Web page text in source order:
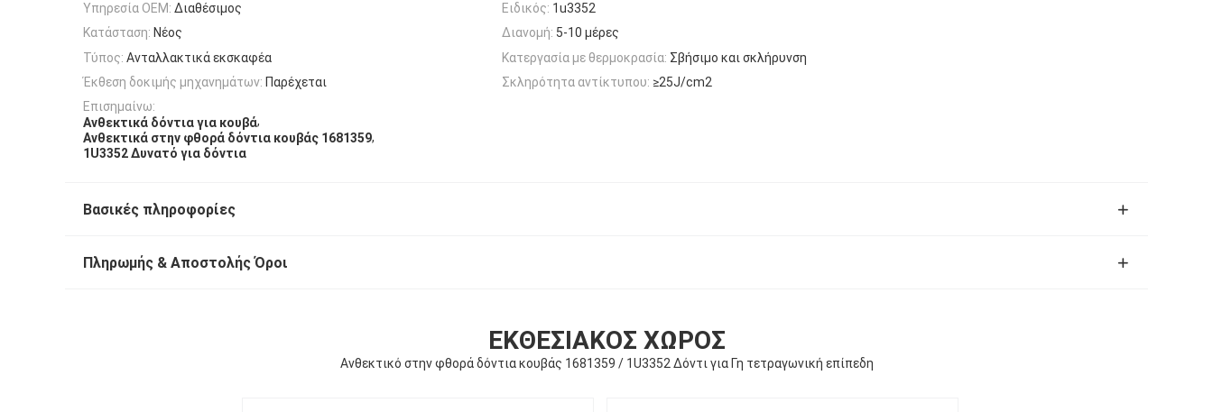
Υπηρεσία OEM: Διαθέσιμος Ειδικός: 1u3352
Κατάσταση: Νέος Διανομή: 5-10 μέρες
Τύπος: Ανταλλακτικά εκσκαφέα Κατεργασία με θερμοκρασία: Σβήσιμο και σκλήρυνση
Έκθεση δοκιμής μηχανημάτων: Παρέχεται Σκληρότητα αντίκτυπου: ≥25J/cm2
Επισημαίνω:
Ανθεκτικά δόντια για κουβά,
Ανθεκτικά στην φθορά δόντια κουβάς 1681359,
1U3352 Δυνατό για δόντια
Βασικές πληροφορίες
Πληρωμής & Αποστολής Όροι
ΕΚΘΕΣΙΑΚΌΣ ΧΏΡΟΣ
Ανθεκτικό στην φθορά δόντια κουβάς 1681359 / 1U3352 Δόντι για Γη τετραγωνική επίπεδη